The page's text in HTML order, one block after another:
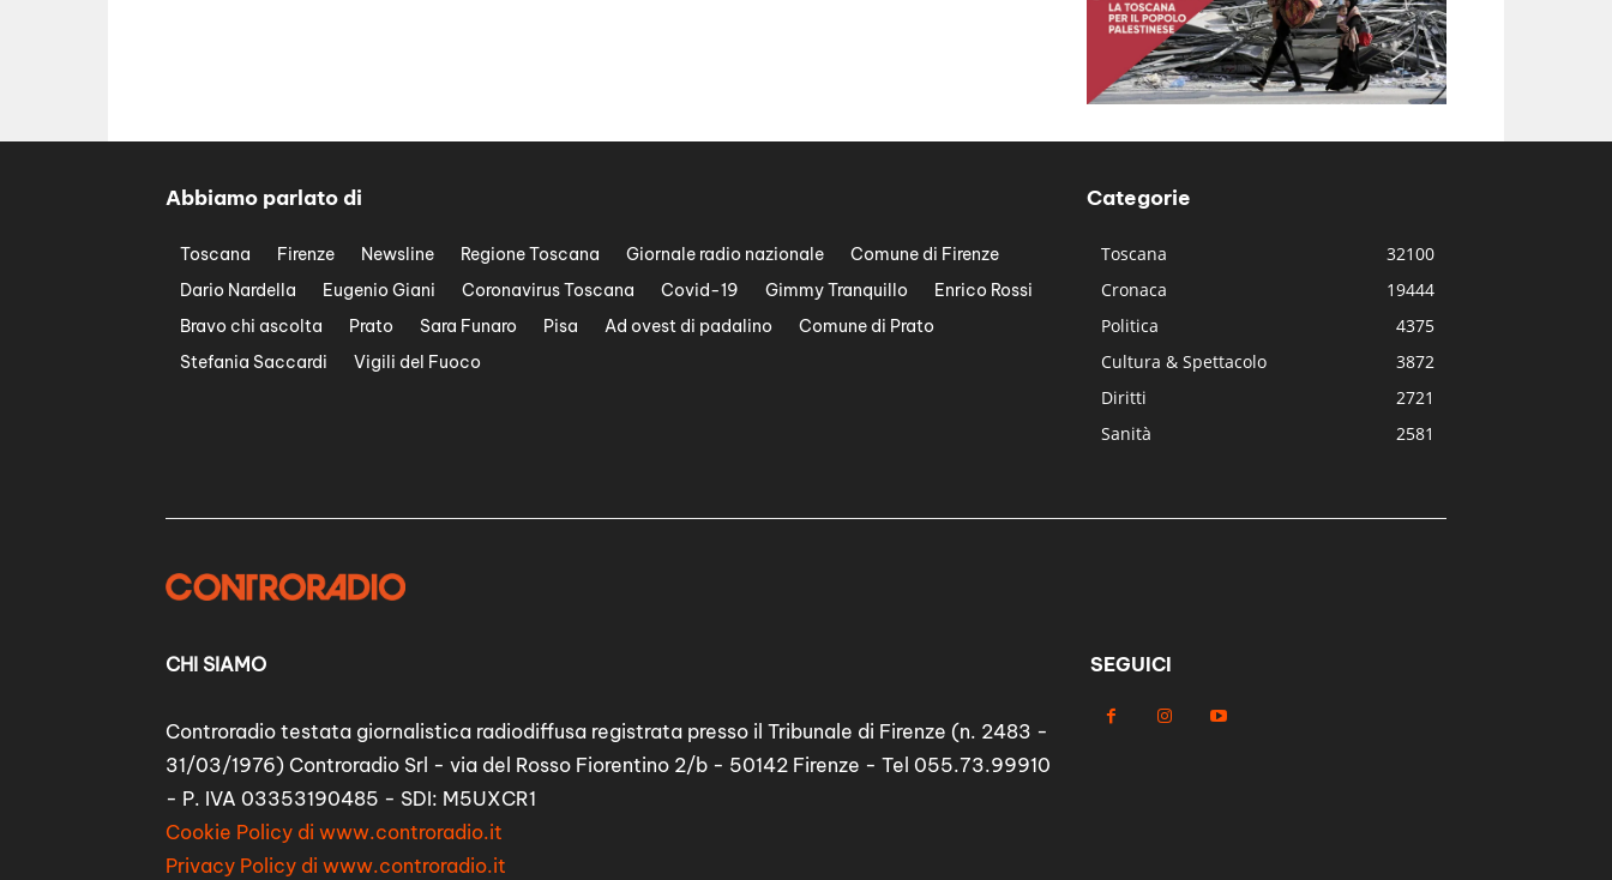
Abbiamo parlato di
Toscana Firenze Newsline Regione Toscana Giornale radio nazionale
Comune di Firenze
Dario Nardella
Eugenio Giani Coronavirus Toscana Covid-19 Gimmy Tranquillo
Enrico Rossi
Bravo chi ascolta
Prato Sara Funaro Pisa Ad ovest di padalino
Comune di Prato
Stefania Saccardi
Vigili del Fuoco
Categorie
Toscana
32100
Cronaca
19444
Politica
4375
Cultura & Spettacolo
3872
Diritti
2721
Sanità
2581
CHI SIAMO
Controradio testata giornalistica radiodiffusa registrata presso il Tribunale di Firenze (n. 2483 -
31/03/1976) Controradio Srl - via del Rosso Fiorentino 2/b - 50142 Firenze - Tel 055.73.99910
- P. IVA 03353190485 - SDI: M5UXCR1
Cookie Policy di www.controradio.it
Privacy Policy di www.controradio.it
SEGUICI